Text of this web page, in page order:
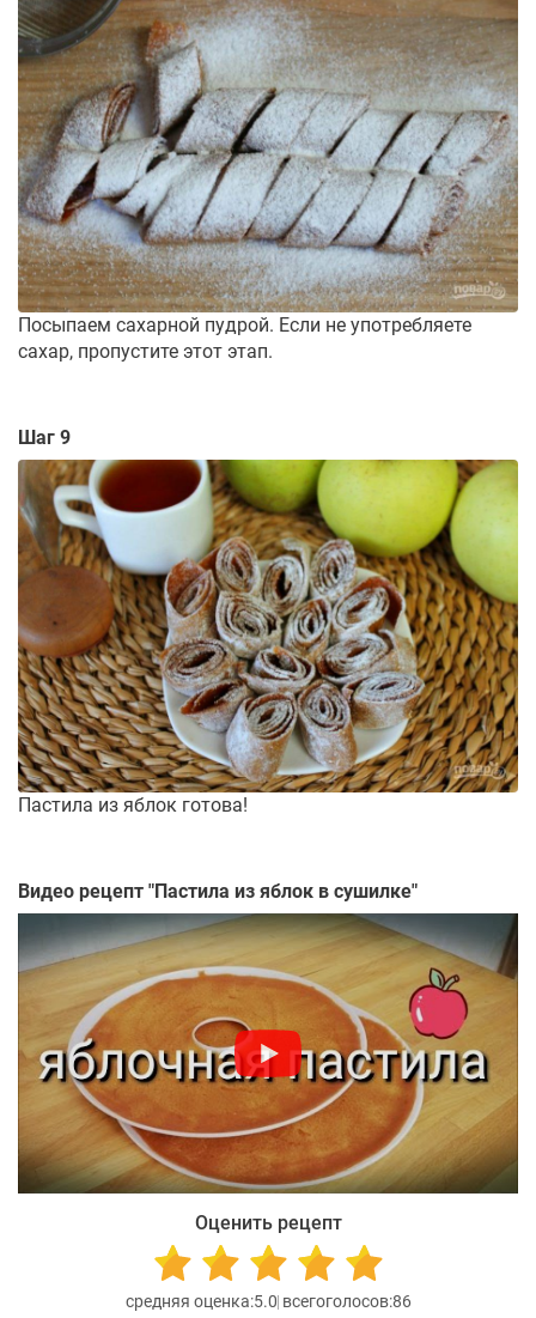
Посыпаем сахарной пудрой. Если не употребляете
сахар, пропустите этот этап.
Шаг 9
Пастила из яблок готова!
Видео рецепт "Пастила из яблок в сушилке"
Оценить рецепт
5.0 86